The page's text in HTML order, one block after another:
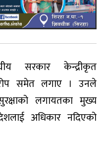
सरकार केन्द्रीकृत
समेत लगाए । उनले
लगायतका मुख्य
अधिकार नदिएको